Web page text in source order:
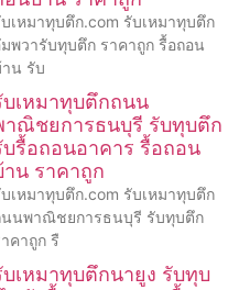
เหมาทุบตึก.com รับเหมาทุบตึก
พวารับทุบตึก ราคาถูก รื้อถอน
น รับ
บเหมาทุบตึกถนน
าณิชยการธนบุรี รับทุบตึก
บรื้อถอนอาคาร รื้อถอน
าน ราคาถูก
เหมาทุบตึก.com รับเหมาทุบตึก
นนพาณิชยการธนบุรี รับทุบตึก
คาถูก รื
บเหมาทุบตึกนายูง รับทุบ